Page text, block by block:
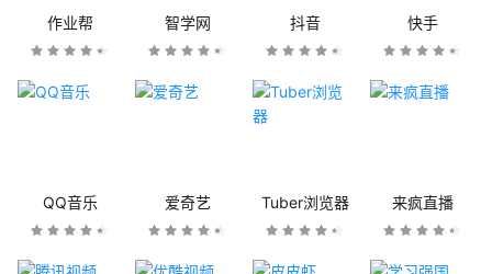
作业帮 智学网 抖音 快手
QQ音乐 爱奇艺 Tuber浏览器 来疯直播